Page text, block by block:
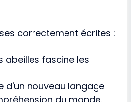
correctement écrites :
abeilles fascine les
d'un nouveau langage
du monde.